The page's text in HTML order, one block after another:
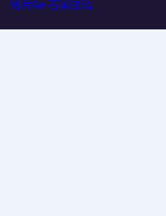
锗片Ge 石英玻璃